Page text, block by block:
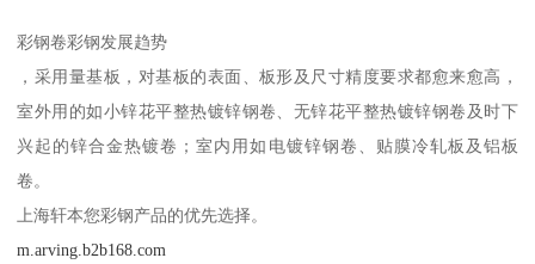
彩钢卷彩钢发展趋势
，采用量基板，对基板的表面、板形及尺寸精度要求都愈来愈高，
室外用的如小锌花平整热镀锌钢卷、无锌花平整热镀锌钢卷及时下
兴起的锌合金热镀卷；室内用如电镀锌钢卷、贴膜冷轧板及铝板
卷。
上海轩本您彩钢产品的优先选择。
m.arving.b2b168.com